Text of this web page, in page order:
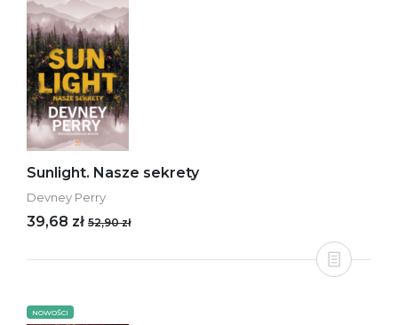
Sunlight. Nasze sekrety
Devney Perry
39,68 zł 52,90 zł
NOWOŚCI